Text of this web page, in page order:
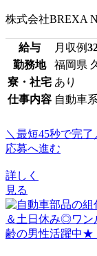
株式会社BREXA
給与 月収例
勤務地
福岡県
寮・社宅 あり
仕事内容 自動車
＼最短45秒で完了
応募へ進む
詳しく
見る